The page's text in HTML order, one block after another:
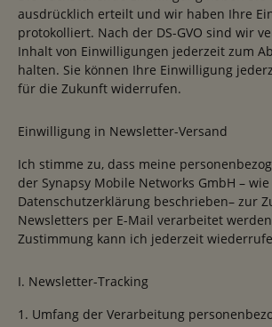
ausdrücklich erteilt und wir haben Ihre
protokolliert. Nach der DS-GVO sind wir
Inhalt von Einwilligungen jederzeit zum
halten. Sie können Ihre Einwilligung
für die Zukunft widerrufen.
Einwilligung in Newsletter-Versand
Ich stimme zu, dass meine
der Synapsy Mobile Networks GmbH –
Datenschutzerklärung beschrieben– zur
Newsletters per E-Mail verarbeitet
Zustimmung kann ich jederzeit
I. Newsletter-Tracking
1. Umfang der Verarbeitung